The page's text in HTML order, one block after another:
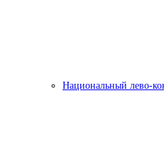
Национальный лево-